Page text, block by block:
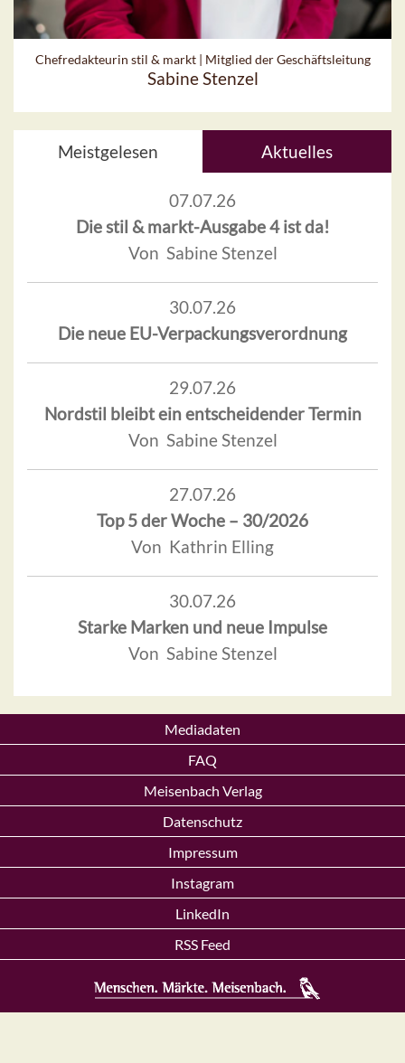
Chefredakteurin stil & markt | Mitglied der Geschäftsleitung
Sabine Stenzel
Meistgelesen Aktuelles
07.07.26
Die stil & markt-Ausgabe 4 ist da!
Von Sabine Stenzel
30.07.26
Die neue EU-Verpackungsverordnung
29.07.26
Nordstil bleibt ein entscheidender Termin
Von Sabine Stenzel
27.07.26
Top 5 der Woche – 30/2026
Von Kathrin Elling
30.07.26
Starke Marken und neue Impulse
Von Sabine Stenzel
Mediadaten
FAQ
Meisenbach Verlag
Datenschutz
Impressum
Instagram
LinkedIn
RSS Feed